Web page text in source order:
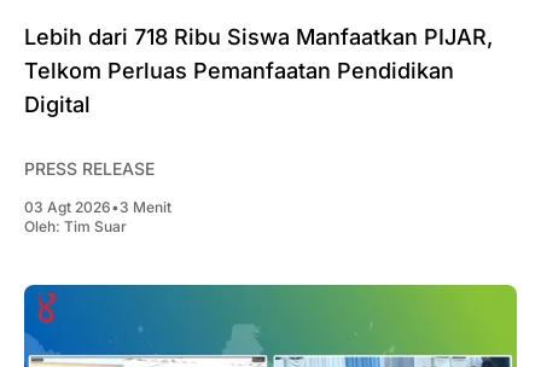
Lebih dari 718 Ribu Siswa Manfaatkan PIJAR,
Telkom Perluas Pemanfaatan Pendidikan
Digital
PRESS RELEASE
03 Agt 2026•3 Menit
Oleh: Tim Suar